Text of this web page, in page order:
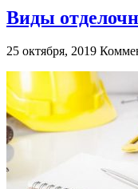
Виды
25 октября, 2019